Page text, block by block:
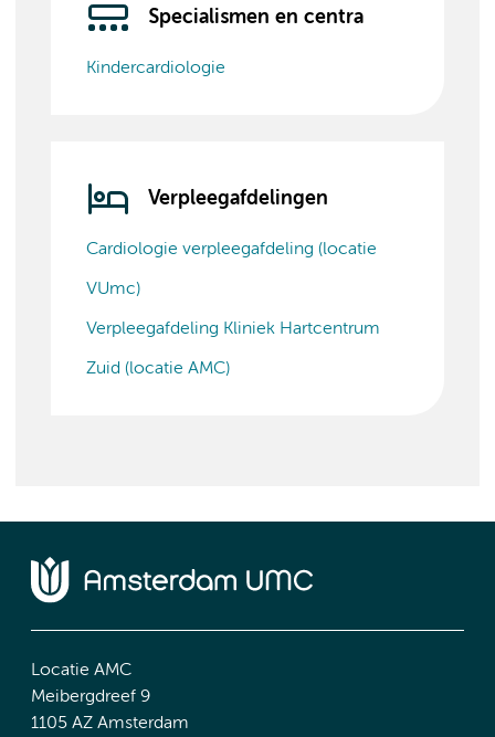
Specialismen en centra
Kindercardiologie
Verpleegafdelingen
Cardiologie verpleegafdeling (locatie
VUmc)
Verpleegafdeling Kliniek Hartcentrum
Zuid (locatie AMC)
Locatie AMC
Meibergdreef 9
1105 AZ Amsterdam